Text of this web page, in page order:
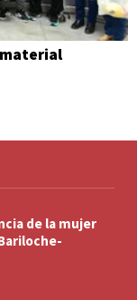
de la mujer